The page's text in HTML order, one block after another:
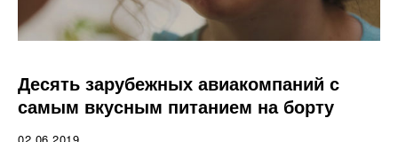
Десять зарубежных авиакомпаний с
самым вкусным питанием на борту